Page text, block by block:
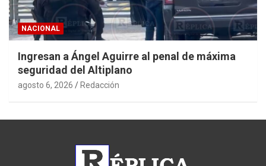
NACIONAL
Ingresan a Ángel Aguirre al penal de máxima
seguridad del Altiplano
agosto 6, 2026 Redacción